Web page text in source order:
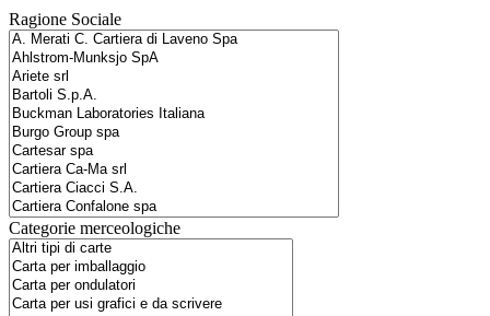
Ragione Sociale
Categorie merceologiche